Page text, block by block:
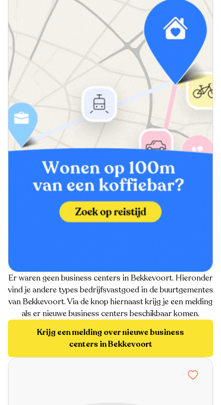
Er waren geen business centers in Bekkevoort. Hieronder
vind je andere types bedrijfsvastgoed in de buurtgementes
van Bekkevoort. Via de knop hiernaast krijg je een melding
als er nieuwe business centers beschikbaar komen.
Krijg een melding over nieuwe business
centers in Bekkevoort